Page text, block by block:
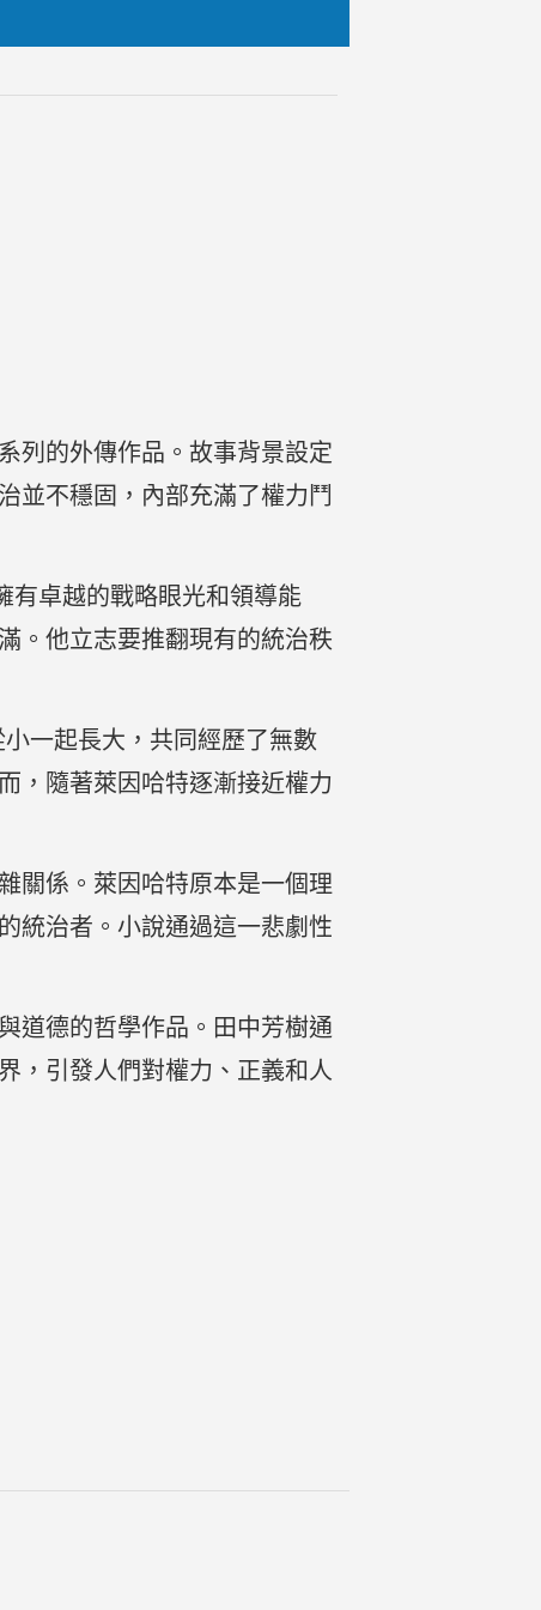
列的外傳作品。故事背景設定
並不穩固，內部充滿了權力鬥
有卓越的戰略眼光和領導能
。他立志要推翻現有的統治秩
一起長大，共同經歷了無數
，隨著萊因哈特逐漸接近權力
關係。萊因哈特原本是一個理
統治者。小說通過這一悲劇性
道德的哲學作品。田中芳樹通
，引發人們對權力、正義和人